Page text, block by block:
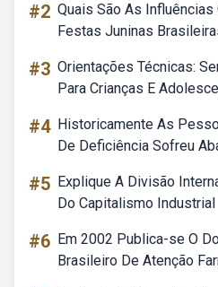
#2 Quais São As
Festas Juninas
#3 Orientações Técnicas:
Para Crianças E
#4 Historicamente As
De Deficiência Sofreu
#5 Explique A Divisão
Do Capitalismo Industrial
#6 Em 2002 Publica-se O
Brasileiro De Atenção